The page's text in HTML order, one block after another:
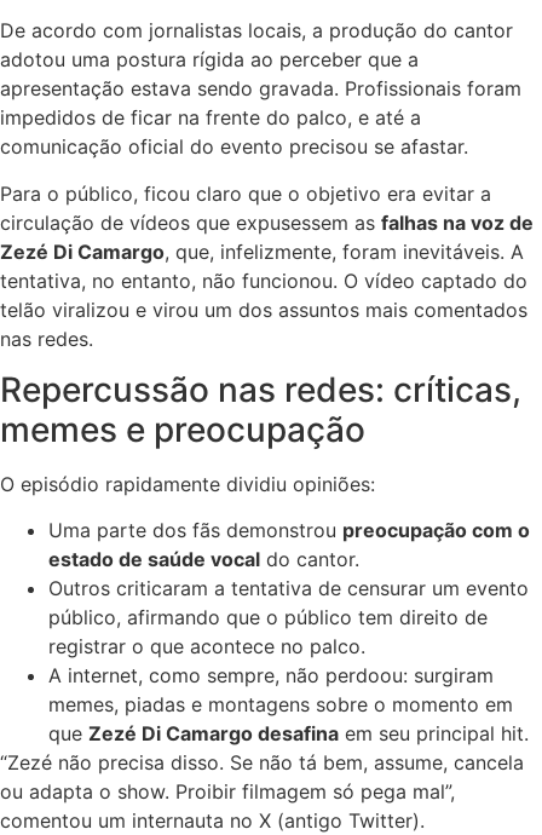
De acordo com jornalistas locais, a produção do cantor
adotou uma postura rígida ao perceber que a
apresentação estava sendo gravada. Profissionais foram
impedidos de ficar na frente do palco, e até a
comunicação oficial do evento precisou se afastar.
Para o público, ficou claro que o objetivo era evitar a
circulação de vídeos que expusessem as falhas na voz de
Zezé Di Camargo, que, infelizmente, foram inevitáveis. A
tentativa, no entanto, não funcionou. O vídeo captado do
telão viralizou e virou um dos assuntos mais comentados
nas redes.
Repercussão nas redes: críticas,
memes e preocupação
O episódio rapidamente dividiu opiniões:
Uma parte dos fãs demonstrou preocupação com o
estado de saúde vocal do cantor.
Outros criticaram a tentativa de censurar um evento
público, afirmando que o público tem direito de
registrar o que acontece no palco.
A internet, como sempre, não perdoou: surgiram
memes, piadas e montagens sobre o momento em
que Zezé Di Camargo desafina em seu principal hit.
“Zezé não precisa disso. Se não tá bem, assume, cancela
ou adapta o show. Proibir filmagem só pega mal”,
comentou um internauta no X (antigo Twitter).